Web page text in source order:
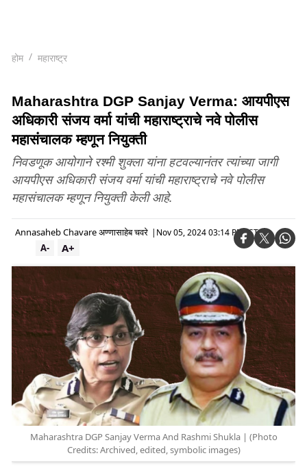
होम महाराष्ट्र
Maharashtra DGP Sanjay Verma: आयपीएस
अधिकारी संजय वर्मा यांची महाराष्ट्राचे नवे पोलीस
महासंचालक म्हणून नियुक्ती
निवडणूक आयोगाने रश्मी शुक्ला यांना हटवल्यानंतर त्यांच्या जागी
आयपीएस अधिकारी संजय वर्मा यांची महाराष्ट्राचे नवे पोलीस
महासंचालक म्हणून नियुक्ती केली आहे.
Annasaheb Chavare अण्णासाहेब चवरे | Nov 05, 2024 03:14 PM IST
A+
A-
Maharashtra DGP Sanjay Verma And Rashmi Shukla | (Photo
Credits: Archived, edited, symbolic images)